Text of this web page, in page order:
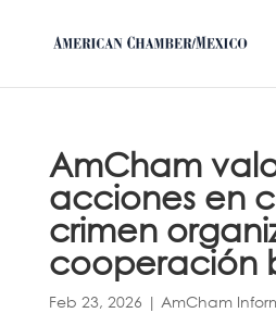
AmCham
acciones en
crimen
cooperación
Feb 23, 2026 | AmCham